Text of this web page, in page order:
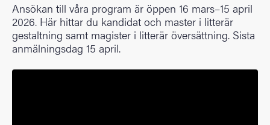
Ansökan till våra program är öppen 16 mars–15 april
2026. Här hittar du kandidat och master i litterär
gestaltning samt magister i litterär översättning. Sista
anmälningsdag 15 april.